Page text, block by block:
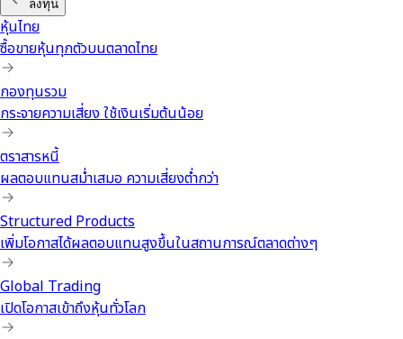
ลงทุน
หุ้นไทย
ซื้อขายหุ้นทุกตัวบนตลาดไทย
กองทุนรวม
กระจายความเสี่ยง ใช้เงินเริ่มต้นน้อย
ตราสารหนี้
ผลตอบแทนสม่ำเสมอ ความเสี่ยงต่ำกว่า
Structured Products
เพิ่มโอกาสได้ผลตอบแทนสูงขึ้นในสถานการณ์ตลาดต่างๆ
Global Trading
เปิดโอกาสเข้าถึงหุ้นทั่วโลก